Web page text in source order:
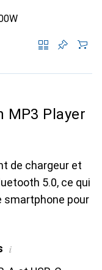
MP3 Player
de chargeur et
5.0, ce qui
smartphone pour
i